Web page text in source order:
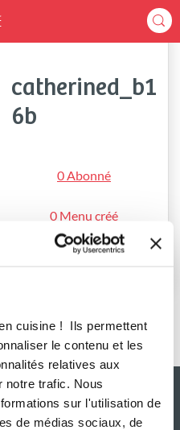
cuisine ! Ils permettent
le contenu et les
relatives aux
notre trafic. Nous
sur l'utilisation de
de médias sociaux, de
catherined_b1
6b
0 Abonné
0 Menu créé